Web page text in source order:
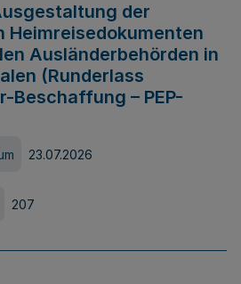
der
Heimreisedokumenten
Ausländerbehörden in
(Runderlass
Beschaffung – PEP-
23.07.2026
207